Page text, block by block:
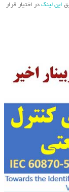
این لینک در اختیار قرار